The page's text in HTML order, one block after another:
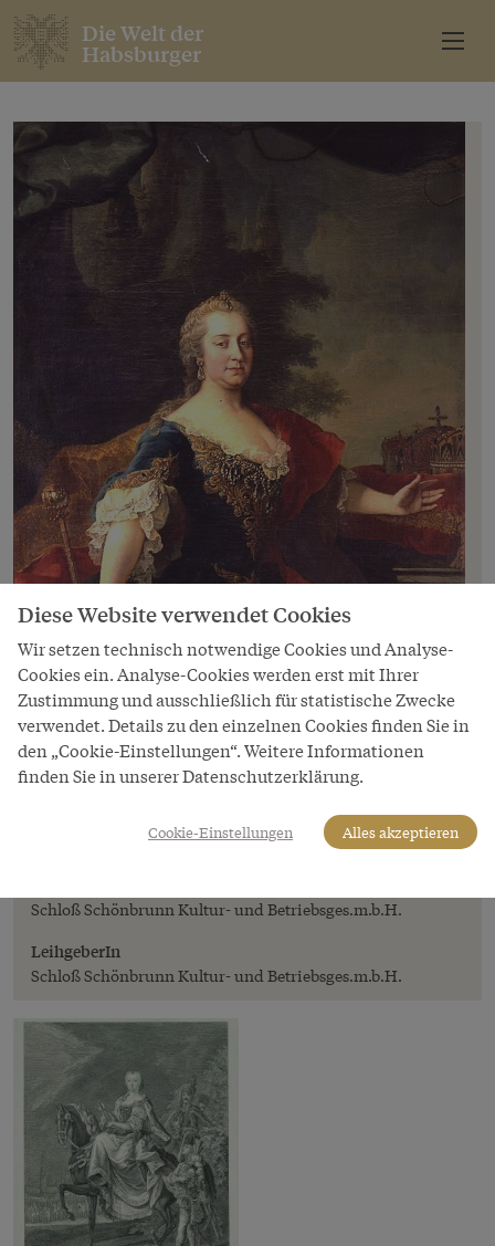
Die Welt der
Habsburger
Bild
Martin van Meytens: Maria Theresia als
ungarische Königin, Ölgemälde, 18.
Jahrhundert
Schloß Schönbrunn Kultur- und Betriebsges.m.b.H.
LeihgeberIn
Schloß Schönbrunn Kultur- und Betriebsges.m.b.H.
Diese Website verwendet Cookies
Wir setzen technisch notwendige Cookies und Analyse-
Cookies ein. Analyse-Cookies werden erst mit Ihrer
Zustimmung und ausschließlich für statistische Zwecke
verwendet. Details zu den einzelnen Cookies finden Sie in
den „Cookie-Einstellungen“. Weitere Informationen
finden Sie in unserer Datenschutzerklärung.
Cookie-Einstellungen Alles akzeptieren